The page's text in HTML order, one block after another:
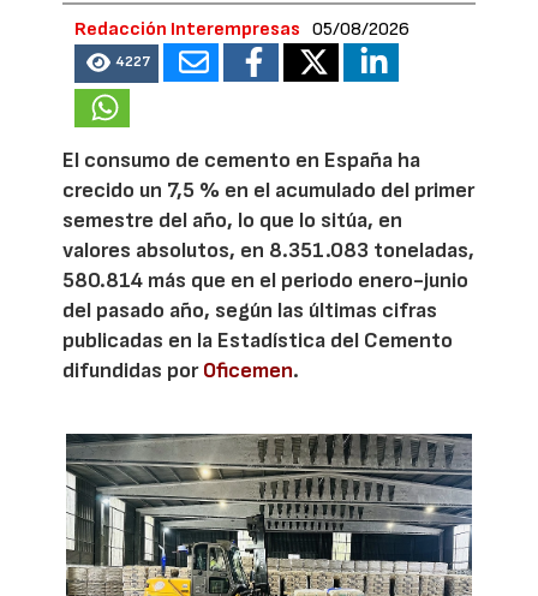
Redacción Interempresas 05/08/2026
4227
El consumo de cemento en España ha
crecido un 7,5 % en el acumulado del primer
semestre del año, lo que lo sitúa, en
valores absolutos, en 8.351.083 toneladas,
580.814 más que en el periodo enero-junio
del pasado año, según las últimas cifras
publicadas en la Estadística del Cemento
difundidas porOficemen.